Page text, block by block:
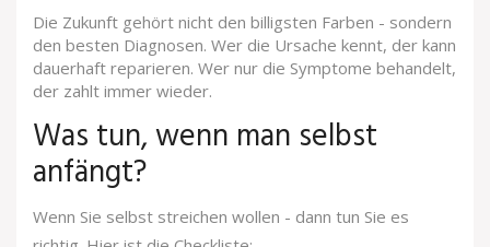
Die Zukunft gehört nicht den billigsten Farben - sondern
den besten Diagnosen. Wer die Ursache kennt, der kann
dauerhaft reparieren. Wer nur die Symptome behandelt,
der zahlt immer wieder.
Was tun, wenn man selbst
anfängt?
Wenn Sie selbst streichen wollen - dann tun Sie es